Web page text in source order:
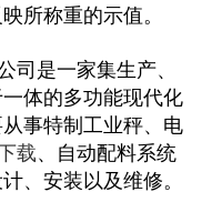
称重的示值。
是一家集生产、
务于一体的多功能现代化
事特制工业秤、电
载、自动配料系统
、安装以及维修。